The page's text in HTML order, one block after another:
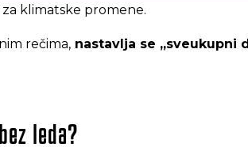
klimatske promene.
rečima, nastavlja se „sveukupni
leda?